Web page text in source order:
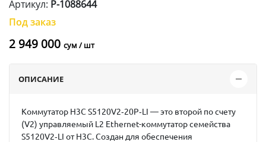
Артикул: P-1088644
Под заказ
2 949 000 сум / шт
ОПИСАНИЕ
Коммутатор H3C S5120V2‑20P‑LI — это второй по счету
(V2) управляемый L2 Ethernet-коммутатор семейства
S5120V2‑LI от H3C. Создан для обеспечения